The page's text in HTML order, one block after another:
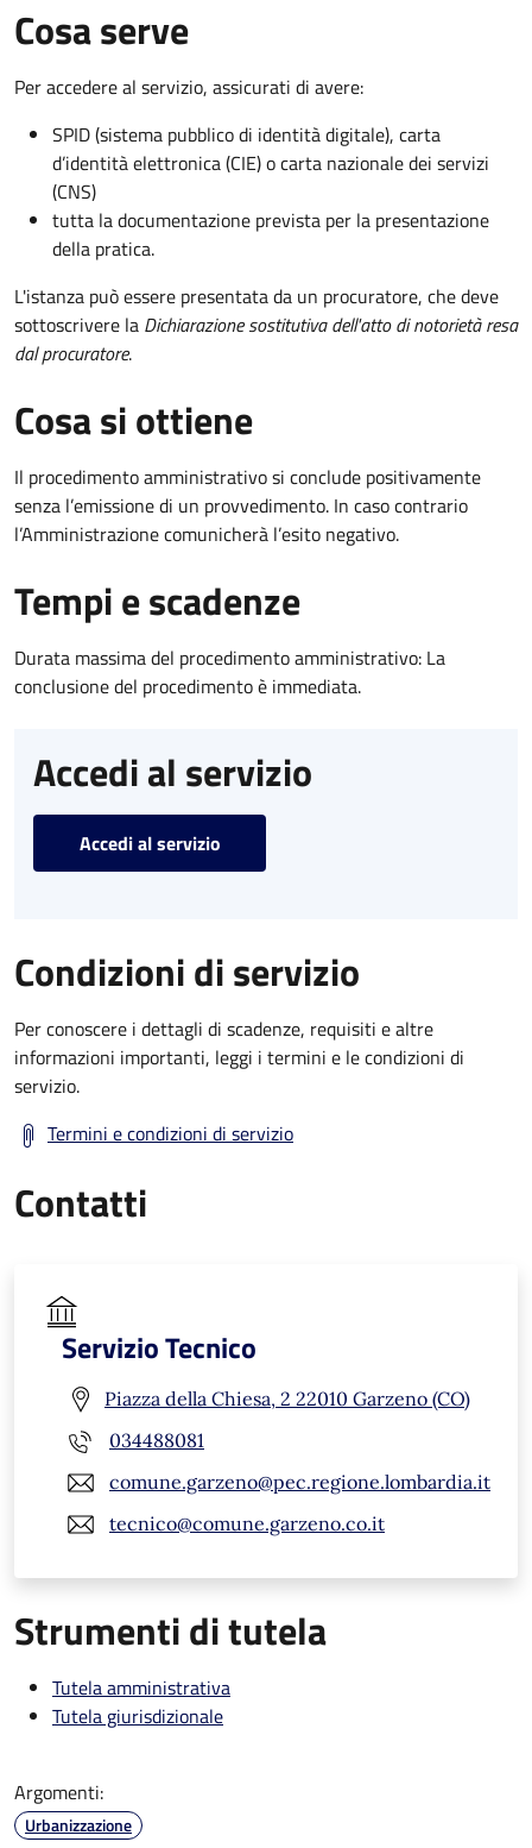
Cosa serve
Per accedere al servizio, assicurati di avere:
SPID (sistema pubblico di identità digitale), carta
d’identità elettronica (CIE) o carta nazionale dei servizi
(CNS)
tutta la documentazione prevista per la presentazione
della pratica.
L'istanza può essere presentata da un procuratore, che deve
sottoscrivere la Dichiarazione sostitutiva dell'atto di notorietà resa
dal procuratore.
Cosa si ottiene
Il procedimento amministrativo si conclude positivamente
senza l’emissione di un provvedimento. In caso contrario
l’Amministrazione comunicherà l’esito negativo.
Tempi e scadenze
Durata massima del procedimento amministrativo: La
conclusione del procedimento è immediata.
Accedi al servizio
Accedi al servizio
Condizioni di servizio
Per conoscere i dettagli di scadenze, requisiti e altre
informazioni importanti, leggi i termini e le condizioni di
servizio.
Termini e condizioni di servizio
Contatti
Servizio Tecnico
Piazza della Chiesa, 2 22010 Garzeno (CO)
034488081
comune.garzeno@pec.regione.lombardia.it
tecnico@comune.garzeno.co.it
Strumenti di tutela
Tutela amministrativa
Tutela giurisdizionale
Argomenti:
Urbanizzazione